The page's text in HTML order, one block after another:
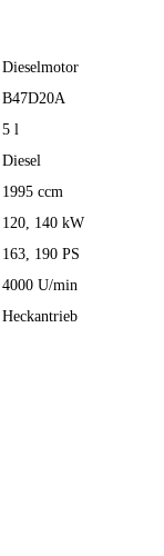
Dieselmotor
B47D20A
5 l
Diesel
1995 ccm
120, 140 kW
163, 190 PS
4000 U/min
Heckantrieb